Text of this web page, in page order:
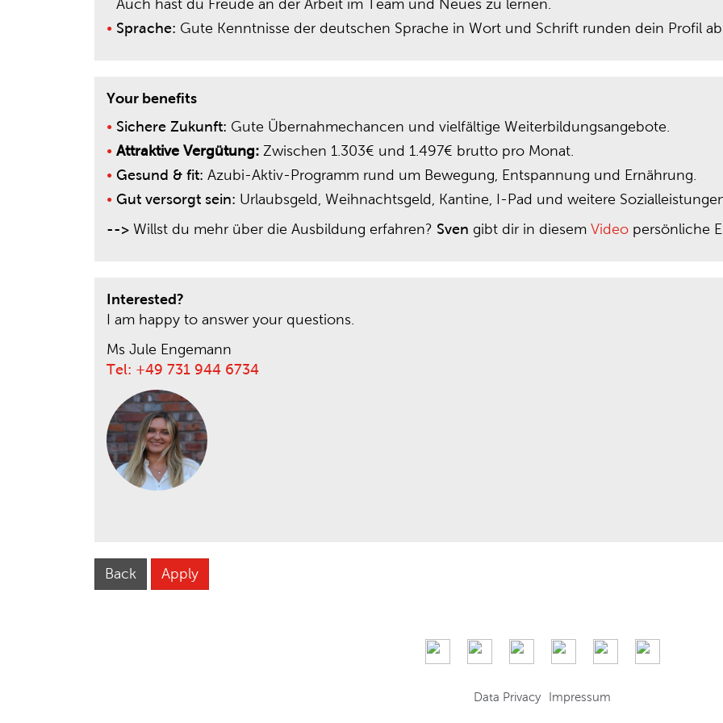
Auch hast du Freude an der Arbeit im Team und Neues zu lernen.
Sprache: Gute Kenntnisse der deutschen Sprache in Wort und Schrift runden dein Profil
Your benefits
Sichere Zukunft: Gute Übernahmechancen und vielfältige Weiterbildungsangebote.
Attraktive Vergütung: Zwischen 1.303€ und 1.497€ brutto pro Monat.
Gesund & fit: Azubi-Aktiv-Programm rund um Bewegung, Entspannung und Ernährung.
Gut versorgt sein: Urlaubsgeld, Weihnachtsgeld, Kantine, I-Pad und weitere
--> Willst du mehr über die Ausbildung erfahren? Sven gibt dir in diesem Video persönliche
Interested?
I am happy to answer your questions.
Ms Jule Engemann
Tel: +49 731 944 6734
Back Apply
Data Privacy Impressum